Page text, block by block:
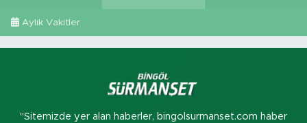
Aylık Vakitler
"Sitemizde yer alan haberler, bingolsurmanset.com haber